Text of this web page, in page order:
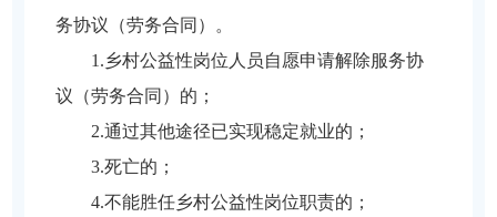
务协议（劳务合同）。
1.乡村公益性岗位人员自愿申请解除服务协
议（劳务合同）的；
2.通过其他途径已实现稳定就业的；
3.死亡的；
4.不能胜任乡村公益性岗位职责的；